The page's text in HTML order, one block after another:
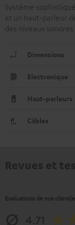
Système
et un haut-parleur
des niveaux
Dimensions
Electronique
Haut-parleurs
Câbles
Evaluations de nos